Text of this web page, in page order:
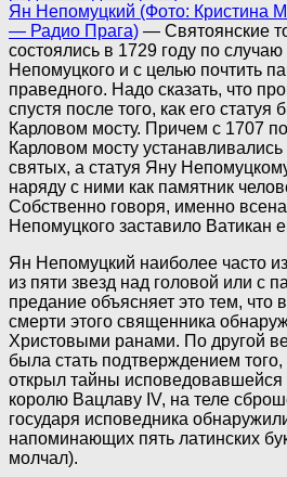
Ян Непомуцкий (Фото: Кристина
— Радио Прага) — Святоянские
состоялись в 1729 году по
Непомуцкого и с целью почтить
праведного. Надо сказать, что
спустя после того, как его
Карловом мосту. Причем с 1707
Карловом мосту устанавливались
святых, а статуя Яну
наряду с ними как памятник
Собственно говоря, именно
Непомуцкого заставило Ватикан
Ян Непомуцкий наиболее часто
из пяти звезд над головой или с
предание объясняет это тем, что
смерти этого священника
Христовыми ранами. По другой
была стать подтверждением
открыл тайны исповедовавшейся
королю Вацлаву IV, на теле
государя исповедника
напоминающих пять латинских
молчал).